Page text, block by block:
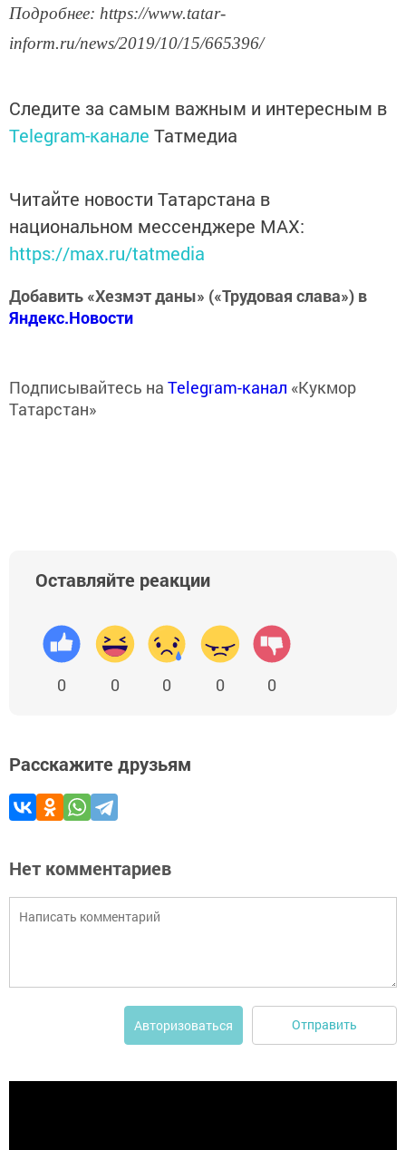
Подробнее: https://www.tatar-
inform.ru/news/2019/10/15/665396/
Следите за самым важным и интересным в
Telegram-канале Татмедиа
Читайте новости Татарстана в
национальном мессенджере MАХ:
https://max.ru/tatmedia
Добавить «Хезмэт даны» («Трудовая слава») в
Яндекс.Новости
Подписывайтесь на Telegram-канал «Кукмор
Татарстан»
Оставляйте реакции
0 0 0 0 0
Расскажите друзьям
Нет комментариев
Авторизоваться Отправить